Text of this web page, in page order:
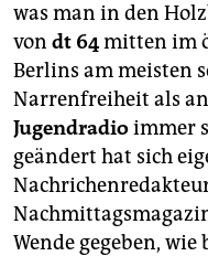
was man in den
von dt 64mitten im
Berlins am meisten
Narrenfreiheit als
Jugendradioimmer
geändert hat sich
Wende gegeben, wie